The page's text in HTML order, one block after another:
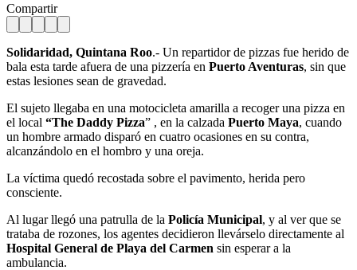
Compartir
Solidaridad, Quintana Roo.- Un repartidor de pizzas fue herido de
bala esta tarde afuera de una pizzería en Puerto Aventuras, sin que
estas lesiones sean de gravedad.
El sujeto llegaba en una motocicleta amarilla a recoger una pizza en
el local “The Daddy Pizza” , en la calzada Puerto Maya, cuando
un hombre armado disparó en cuatro ocasiones en su contra,
alcanzándolo en el hombro y una oreja.
La víctima quedó recostada sobre el pavimento, herida pero
consciente.
Al lugar llegó una patrulla de la Policía Municipal, y al ver que se
trataba de rozones, los agentes decidieron llevárselo directamente al
Hospital General de Playa del Carmen sin esperar a la
ambulancia.